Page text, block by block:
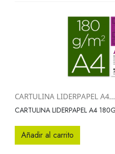
CARTULINA LIDERPAPEL A4...
CARTULINA LIDERPAPEL A4
Añadir al carrito